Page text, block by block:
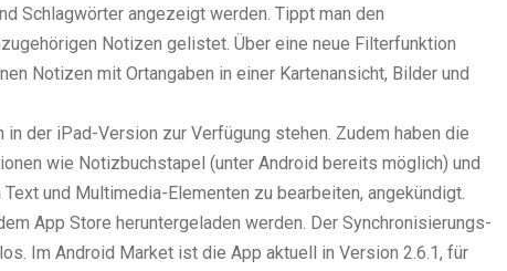
Schlagwörter angezeigt werden. Tippt man den
Notizen gelistet. Über eine neue Filterfunktion
Notizen mit Ortangaben in einer Kartenansicht, Bilder und
in der iPad-Version zur Verfügung stehen. Zudem haben die
wie Notizbuchstapel (unter Android bereits möglich) und
und Multimedia-Elementen zu bearbeiten, angekündigt.
App Store heruntergeladen werden. Der Synchronisierungs-
Im Android Market ist die App aktuell in Version 2.6.1, für